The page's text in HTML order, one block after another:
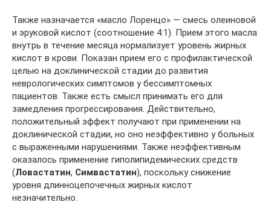
Также назначается «масло Лоренцо» — смесь олеиновой
и эруковой кислот (соотношение 4:1). Прием этого масла
внутрь в течение месяца нормализует уровень жирных
кислот в крови. Показан прием его с профилактической
целью на доклинической стадии до развития
неврологических симптомов у бессимптомных
пациентов. Также есть смысл принимать его для
замедления прогрессирования. Действительно,
положительный эффект получают при применении на
доклинической стадии, но оно неэффективно у больных
с выраженными нарушениями. Также неэффективным
оказалось применение гиполипидемических средств
(Ловастатин, Симвастатин), поскольку снижение
уровня длинноцепочечных жирных кислот
незначительно.